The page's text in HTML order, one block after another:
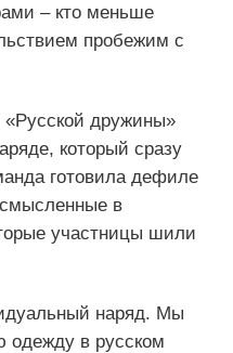
– кто меньше
пробежим с
дружины»
который сразу
готовила дефиле
в
участницы шили
наряд. Мы
одежду в русском